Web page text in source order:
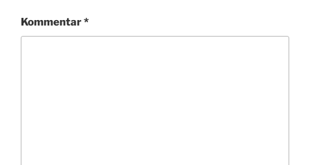
Kommentar*